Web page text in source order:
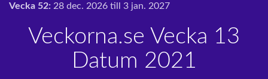
Vecka 52: 28 dec. 2026 till 3 jan. 2027
Veckorna.se Vecka 13
Datum 2021